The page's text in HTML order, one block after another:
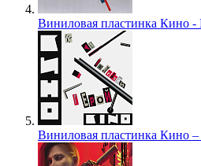
Виниловая пластинка Кино -
Виниловая пластинка Кино